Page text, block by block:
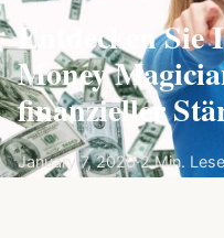
Entdecken Sie
Money
finanzieller
January 7, 2020·2 Min.